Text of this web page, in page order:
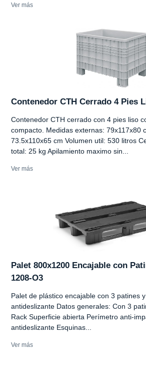
Ver más
Contenedor CTH Cerrado 4 Pies
Contenedor CTH cerrado con 4 pies liso
compacto. Medidas externas: 79x117x80
73.5x110x65 cm Volumen util: 530 litros
total: 25 kg Apilamiento maximo sin...
Ver más
Palet 800x1200 Encajable con
1208-O3
Palet de plástico encajable con 3 patines
antideslizante Datos generales: Con 3
Rack Superficie abierta Perímetro anti-
antideslizante Esquinas...
Ver más